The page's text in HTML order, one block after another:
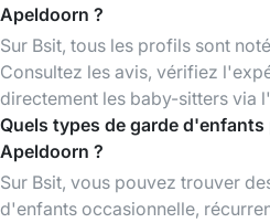
Apeldoorn ?
Sur Bsit, tous les profils sont
Consultez les avis, vérifiez
directement les baby-sitters via
Quels types de garde
Apeldoorn ?
Sur Bsit, vous pouvez trouver
d'enfants occasionnelle,